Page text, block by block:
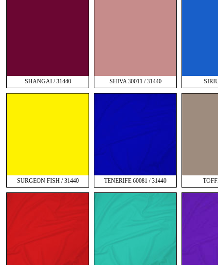
SHANGAI / 31440 SHIVA 30011 / 31440
SURGEON FISH / 31440 TENERIFE 60081 / 31440